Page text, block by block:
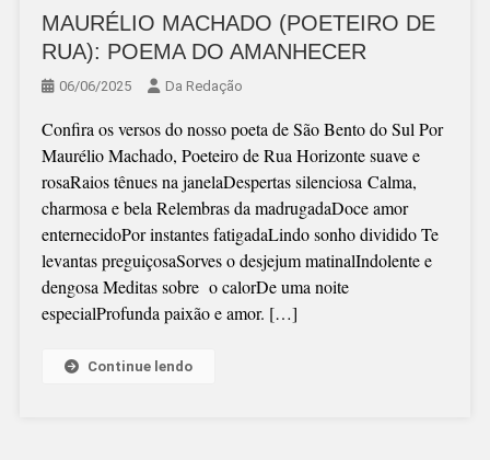
MAURÉLIO MACHADO (POETEIRO DE
RUA): POEMA DO AMANHECER
06/06/2025 Da Redação
Confira os versos do nosso poeta de São Bento do Sul Por
Maurélio Machado, Poeteiro de Rua Horizonte suave e
rosaRaios tênues na janelaDespertas silenciosa Calma,
charmosa e bela Relembras da madrugadaDoce amor
enternecidoPor instantes fatigadaLindo sonho dividido Te
levantas preguiçosaSorves o desjejum matinalIndolente e
dengosa Meditas sobre o calorDe uma noite
especialProfunda paixão e amor. […]
Continue lendo